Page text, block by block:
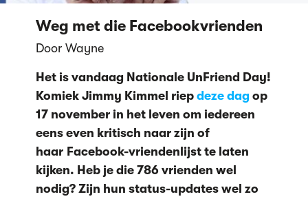
Weg met die Facebookvrienden
Door Wayne
Het is vandaag Nationale UnFriend Day!
Komiek Jimmy Kimmel riep deze dag op
17 november in het leven om iedereen
eens even kritisch naar zijn of
haar Facebook-vriendenlijst te laten
kijken. Heb je die 786 vrienden wel
nodig? Zijn hun status-updates wel zo